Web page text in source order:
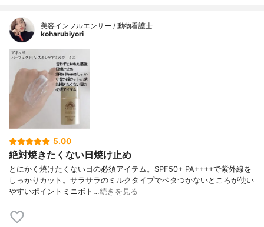
美容インフルエンサー / 動物看護士
koharubiyori
5.00
絶対焼きたくない日焼け止め
とにかく焼けたくない日の必須アイテム。SPF50+ PA++++で紫外線を
しっかりカット。サラサラのミルクタイプでベタつかないところが使い
やすいポイントミニボト…続きを見る